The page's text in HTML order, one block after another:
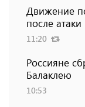
Движение
после
11:20
Россияне
Балаклею
10:53